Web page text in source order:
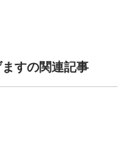
すの関連記事